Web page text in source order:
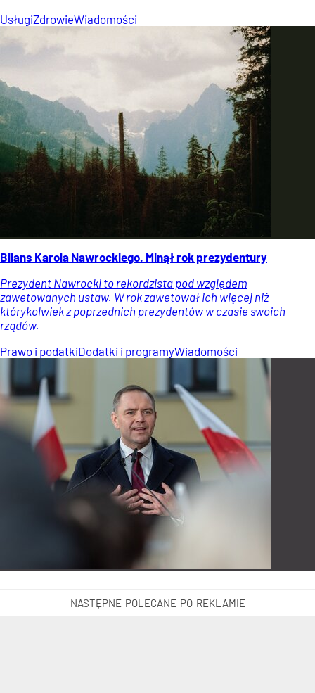
UsługiZdrowieWiadomości
Bilans Karola Nawrockiego. Minął rok prezydentury
Prezydent Nawrocki to rekordzista pod względem
zawetowanych ustaw. W rok zawetował ich więcej niż
którykolwiek z poprzednich prezydentów w czasie swoich
rządów.
Prawo i podatkiDodatki i programyWiadomości